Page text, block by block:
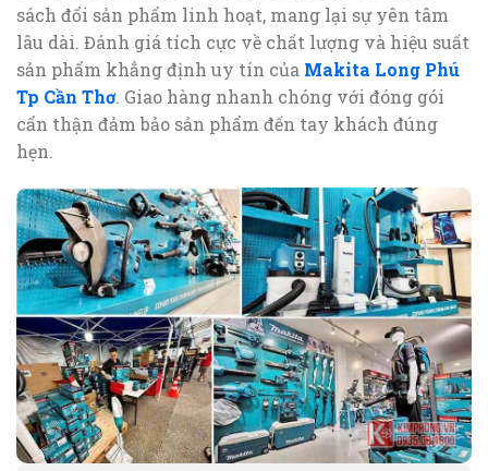
sách đổi sản phẩm linh hoạt, mang lại sự yên tâm
lâu dài. Đánh giá tích cực về chất lượng và hiệu suất
sản phẩm khẳng định uy tín của Makita Long Phú
Tp Cần Thơ. Giao hàng nhanh chóng với đóng gói
cẩn thận đảm bảo sản phẩm đến tay khách đúng
hẹn.